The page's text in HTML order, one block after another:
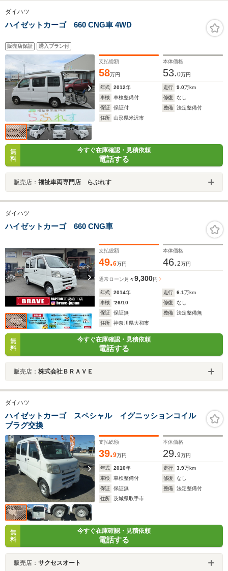
ダイハツ
ハイゼットカーゴ 660 CNG車 4WD
販売店保証 購入プラン付
支払総額
58万円
本体価格
53.0万円
年式 2012年 走行 9.0万km
車検
車検整備付 修復
なし
保証
保証付 整備
法定整備付
住所
山形県米沢市
無
料
今すぐ在庫確認・見積依頼
電話する
販売店： 福祉車両専門店 らぷれす
ダイハツ
ハイゼットカーゴ 660 CNG車
支払総額
49.6万円
本体価格
46.2万円
通常ローン 月々9,300円
年式 2014年 走行 6.1万km
車検
'26/10 修復
なし
保証
保証無 整備
法定整備無
住所
神奈川県大和市
無
料
今すぐ在庫確認・見積依頼
電話する
販売店： 株式会社ＢＲＡＶＥ
ダイハツ
ハイゼットカーゴ スペシャル イグニッションコイル
プラグ交換
支払総額
39.9万円
本体価格
29.9万円
年式 2010年 走行 3.9万km
車検
車検整備付 修復
なし
保証
保証無 整備
法定整備付
住所
茨城県取手市
無
料
今すぐ在庫確認・見積依頼
電話する
販売店： サクセスオート